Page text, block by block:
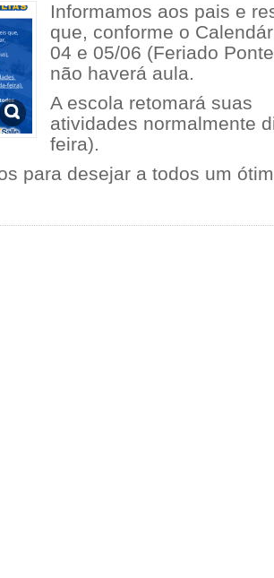
Informamos aos pais e
que, conforme o
04 e 05/06 (Feriado
não haverá aula.
A escola retomará suas
atividades normalmente
feira).
para desejar a todos um